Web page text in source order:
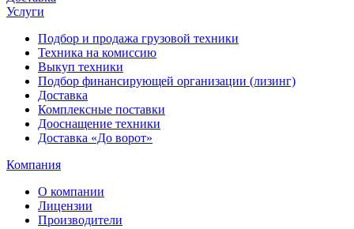
Услуги
Подбор и продажа грузовой техники
Техника на комиссию
Выкуп техники
Подбор финансирующей организации (лизинг)
Доставка
Комплексные поставки
Дооснащение техники
Доставка «До ворот»
Компания
О компании
Лицензии
Производители